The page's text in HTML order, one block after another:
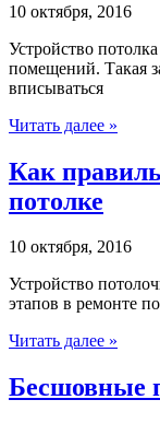
10 октября, 2016
Устройство
помещений. Такая
вписываться
Читать далее »
Как
потолке
10 октября, 2016
Устройство
этапов в ремонте
Читать далее »
Бесшовные